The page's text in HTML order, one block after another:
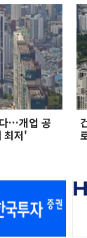
…개업 공
최저'